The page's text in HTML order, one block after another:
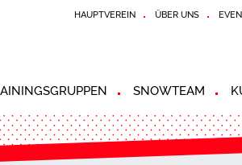
HAUPTVEREIN ÜBER UNS
SNOWTEAM